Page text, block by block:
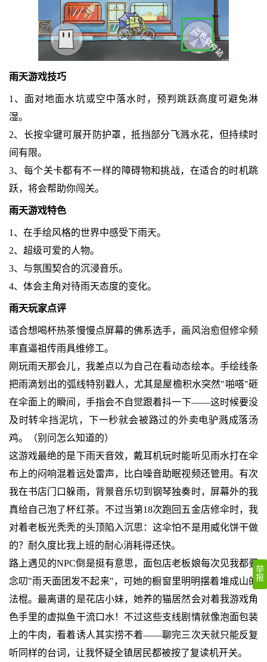
雨天游戏技巧
1、面对地面水坑或空中落水时，预判跳跃高度可避免淋
湿。
2、长按伞键可展开防护罩，抵挡部分飞溅水花，但持续时
间有限。
3、每个关卡都有不一样的障碍物和挑战，在适合的时机跳
跃，将会帮助你闯关。
雨天游戏特色
1、在手绘风格的世界中感受下雨天。
2、超级可爱的人物。
3、与氛围契合的沉浸音乐。
4、体会主角对待雨天态度的变化。
雨天玩家点评
适合想喝杯热茶慢慢点屏幕的佛系选手，画风治愈但修伞频
率直逼祖传雨具维修工。
刚玩雨天那会儿，我差点以为自己在看动态绘本。手绘线条
把雨滴划出的弧线特别戳人，尤其是屋檐积水突然"啪嗒"砸
在伞面上的瞬间，手指会不自觉跟着抖一下——这时候要没
及时转伞挡泥坑，下一秒就会被路过的外卖电驴溅成落汤
鸡。（别问怎么知道的）
这游戏最绝的是下雨天音效，戴耳机玩时能听见雨水打在伞
布上的闷响混着远处雷声，比白噪音助眠视频还管用。有次
我在书店门口躲雨，背景音乐切到钢琴独奏时，屏幕外的我
真给自己泡了杯红茶。不过当第18次跑回五金店修伞时，我
对着老板光秃秃的头顶陷入沉思：这伞怕不是用威化饼干做
的？耐久度比我上班的耐心消耗得还快。
路上遇见的NPC倒是挺有意思，面包店老板娘每次见我都要
念叨"雨天面团发不起来"，可她的橱窗里明明摆着堆成山的
法棍。最离谱的是花店小妹，她养的猫居然会对着我游戏角
色手里的虚拟鱼干流口水！不过这些支线剧情就像泡面包装
上的牛肉，看着诱人其实捞不着——聊完三次天就只能反复
听同样的台词，让我怀疑全镇居民都被按了复读机开关。
举
报